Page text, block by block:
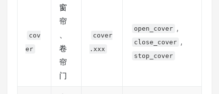
cov
er
窗
帘
卷
帘
门
cover
.xxx
open_cover ,
close_cover ,
stop_cover